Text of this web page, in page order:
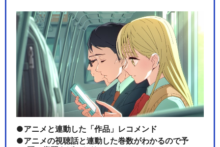
アニメと連動した「作品」レコメンド
アニメの視聴話と連動した巻数がわかるので予